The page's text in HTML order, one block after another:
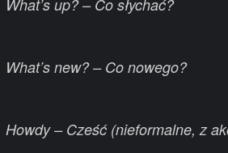
What’s up? – Co słychać?
What’s new? – Co nowego?
Howdy – Cześć (nieformalne, z